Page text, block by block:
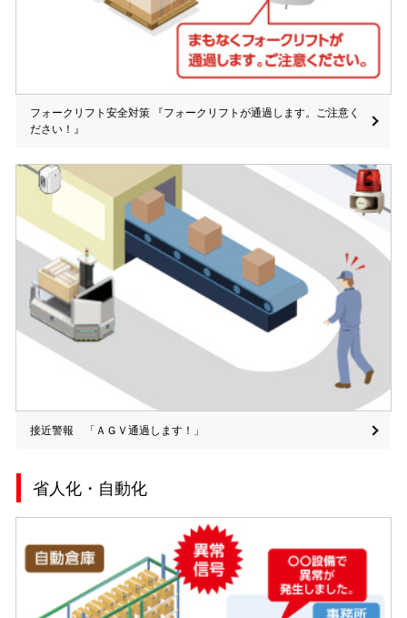
フォークリフト安全対策 『フォークリフトが通過します。ご注意く
ださい！』
接近警報 「ＡＧＶ通過します！」
省人化・自動化